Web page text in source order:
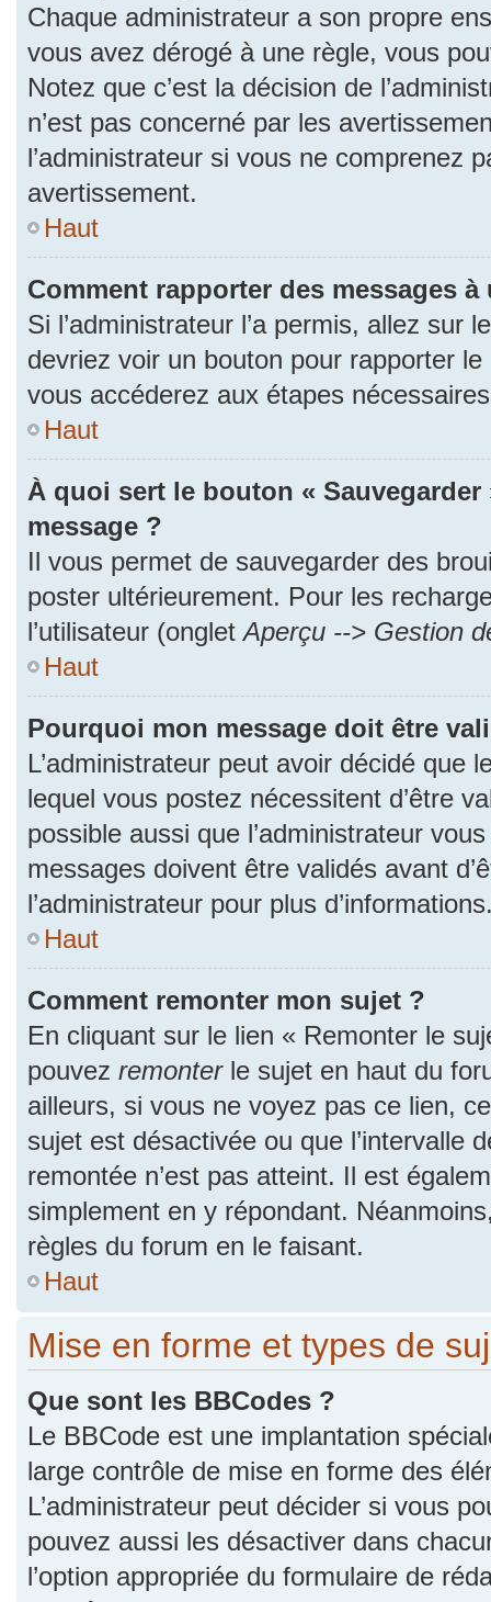
Chaque administrateur a son propre
vous avez dérogé à une règle, vous
Notez que c’est la décision de
n’est pas concerné par les
l’administrateur si vous ne comprenez
avertissement.
Haut
Comment rapporter des messages
Si l’administrateur l’a permis, allez sur
devriez voir un bouton pour rapporter
vous accéderez aux étapes
Haut
À quoi sert le bouton «
message ?
Il vous permet de sauvegarder des
poster ultérieurement. Pour les
l’utilisateur (ongletAperçu --> Gestion
Haut
Pourquoi mon message doit être
L’administrateur peut avoir décidé que
lequel vous postez nécessitent d’être
possible aussi que l’administrateur
messages doivent être validés avant
l’administrateur pour plus
Haut
Comment remonter mon sujet ?
En cliquant sur le lien « Remonter le
pouvez remonterle sujet en haut du
ailleurs, si vous ne voyez pas ce lien,
sujet est désactivée ou que l’intervalle
remontée n’est pas atteint. Il est
simplement en y répondant.
règles du forum en le faisant.
Haut
Mise en forme et types de
Que sont les BBCodes ?
Le BBCode est une implantation
large contrôle de mise en forme des
L’administrateur peut décider si vous
pouvez aussi les désactiver dans
l’option appropriée du formulaire de